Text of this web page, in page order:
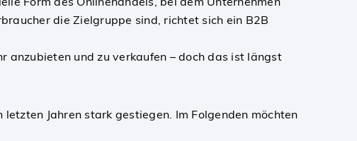
die Zielgruppe sind, richtet sich ein B2B
anzubieten und zu verkaufen – doch das ist längst
Jahren stark gestiegen. Im Folgenden möchten